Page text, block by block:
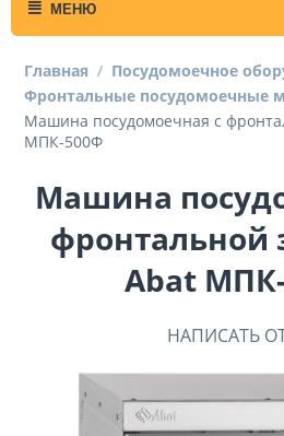
МЕНЮ
Главная / Посудомоечное
Фронтальные посудомоечные
Машина посудомоечная с
МПК-500Ф
Машина
фронтальной
Abat
НАПИСАТЬ